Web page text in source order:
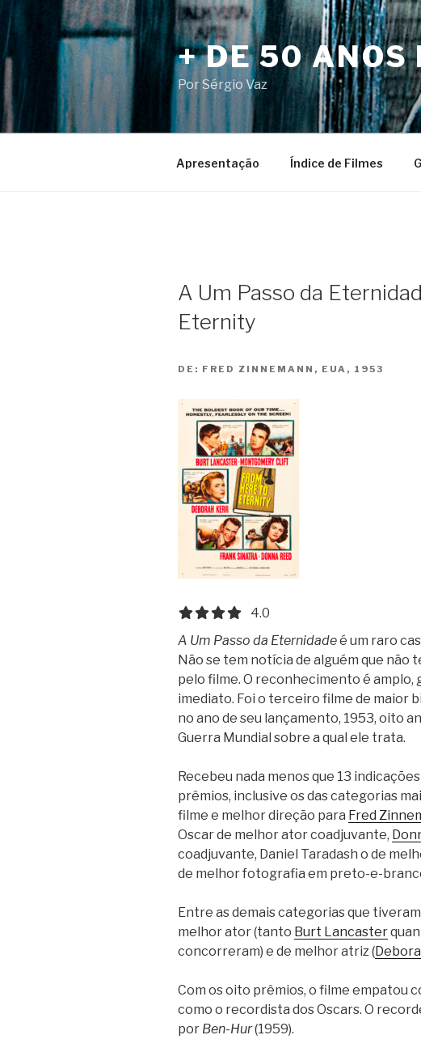
para
o
conteúdo
+ DE 50 ANOS
Por Sérgio Vaz
Apresentação Índice de Filmes
A Um Passo da
Eternity
DE: FRED ZINNEMANN, EUA, 1953
4.0 out of 5.0 stars
4.0
A Um Passo da Eternidadeé um raro
Não se tem notícia de alguém que não
pelo filme. O reconhecimento é amplo,
imediato. Foi o terceiro filme de maior
no ano de seu lançamento, 1953, oito
Guerra Mundial sobre a qual ele trata.
Recebeu nada menos que 13
prêmios, inclusive os das categorias
filme e melhor direção para Fred
Oscar de melhor ator coadjuvante,
coadjuvante, Daniel Taradash o de
de melhor fotografia em preto-e-
Entre as demais categorias que
melhor ator (tanto Burt Lancaster
concorreram) e de melhor atriz (
Com os oito prêmios, o filme empatou
como o recordista dos Oscars. O
por Ben-Hur(1959).